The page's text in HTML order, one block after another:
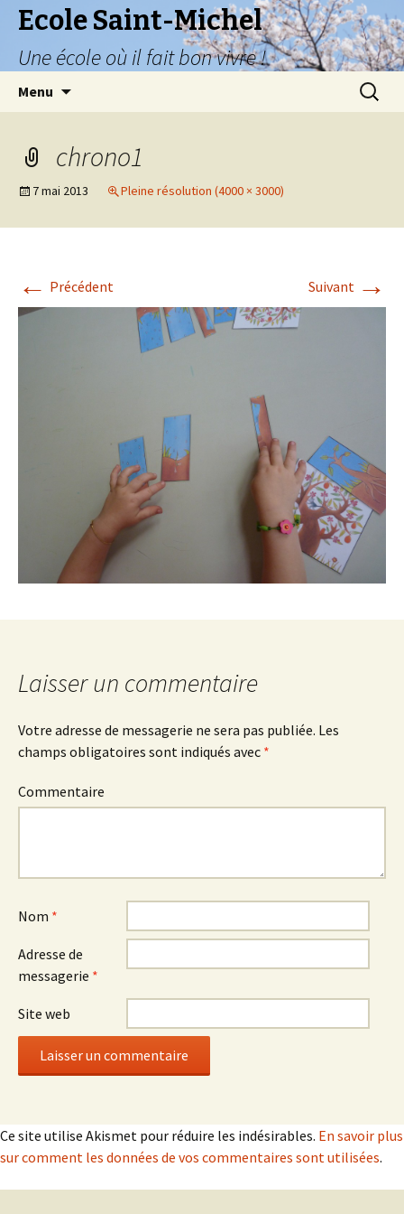
Ecole Saint-Michel
Une école où il fait bon vivre !
Menu
principal
chrono1
7 mai 2013 Pleine résolution (4000 × 3000)
← Précédent Suivant →
Laisser un commentaire
Votre adresse de messagerie ne sera pas publiée. Les
champs obligatoires sont indiqués avec *
Commentaire
Nom *
Adresse de
messagerie *
Site web
Ce site utilise Akismet pour réduire les indésirables. En savoir plus
sur comment les données de vos commentaires sont utilisées.